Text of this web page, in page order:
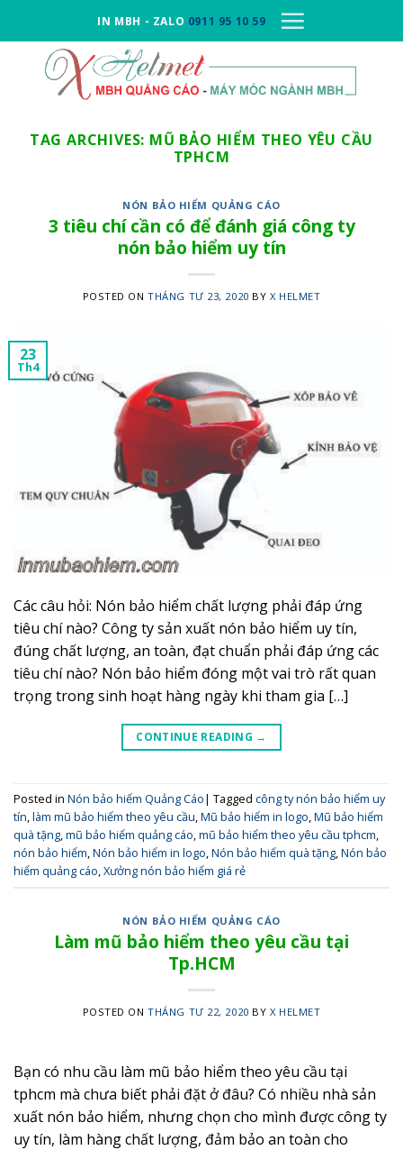
content
IN MBH - ZALO 0911 95 10 59
TAG ARCHIVES: MŨ BẢO HIỂM THEO YÊU CẦU
TPHCM
NÓN BẢO HIỂM QUẢNG CÁO
3 tiêu chí cần có để đánh giá công ty
nón bảo hiểm uy tín
POSTED ONTHÁNG TƯ 23, 2020 BY X HELMET
23
Th4
Các câu hỏi: Nón bảo hiểm chất lượng phải đáp ứng
tiêu chí nào? Công ty sản xuất nón bảo hiểm uy tín,
đúng chất lượng, an toàn, đạt chuẩn phải đáp ứng các
tiêu chí nào? Nón bảo hiểm đóng một vai trò rất quan
trọng trong sinh hoạt hàng ngày khi tham gia […]
CONTINUE READING →
Posted in Nón bảo hiểm Quảng Cáo| Tagged công ty nón bảo hiểm uy
tín,làm mũ bảo hiểm theo yêu cầu,Mũ bảo hiểm in logo,Mũ bảo hiểm
quà tặng,mũ bảo hiểm quảng cáo,mũ bảo hiểm theo yêu cầu tphcm,
nón bảo hiểm,Nón bảo hiểm in logo,Nón bảo hiểm quà tặng,Nón bảo
hiểm quảng cáo,Xưởng nón bảo hiểm giá rẻ
NÓN BẢO HIỂM QUẢNG CÁO
Làm mũ bảo hiểm theo yêu cầu tại
Tp.HCM
POSTED ONTHÁNG TƯ 22, 2020 BY X HELMET
Bạn có nhu cầu làm mũ bảo hiểm theo yêu cầu tại
tphcm mà chưa biết phải đặt ở đâu? Có nhiều nhà sản
xuất nón bảo hiểm, nhưng chọn cho mình được công ty
uy tín, làm hàng chất lượng, đảm bảo an toàn cho